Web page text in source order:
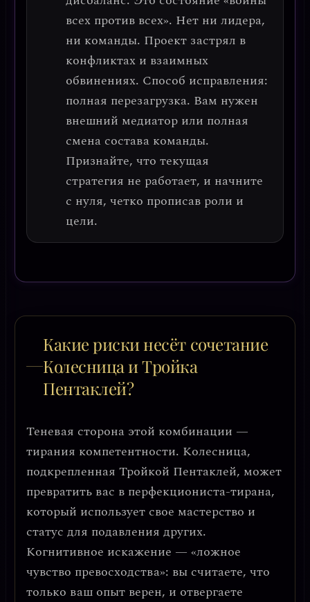
всех против всех». Нет ни лидера,
ни команды. Проект застрял в
конфликтах и взаимных
обвинениях. Способ исправления:
полная перезагрузка. Вам нужен
внешний медиатор или полная
смена состава команды.
Признайте, что текущая
стратегия не работает, и начните
с нуля, четко прописав роли и
цели.
Какие риски несёт сочетание
Колесница и Тройка
Пентаклей?
Теневая сторона этой комбинации —
тирания компетентности. Колесница,
подкрепленная Тройкой Пентаклей, может
превратить вас в перфекциониста-тирана,
который использует свое мастерство и
статус для подавления других.
Когнитивное искажение — «ложное
чувство превосходства»: вы считаете, что
только ваш опыт верен, и отвергаете